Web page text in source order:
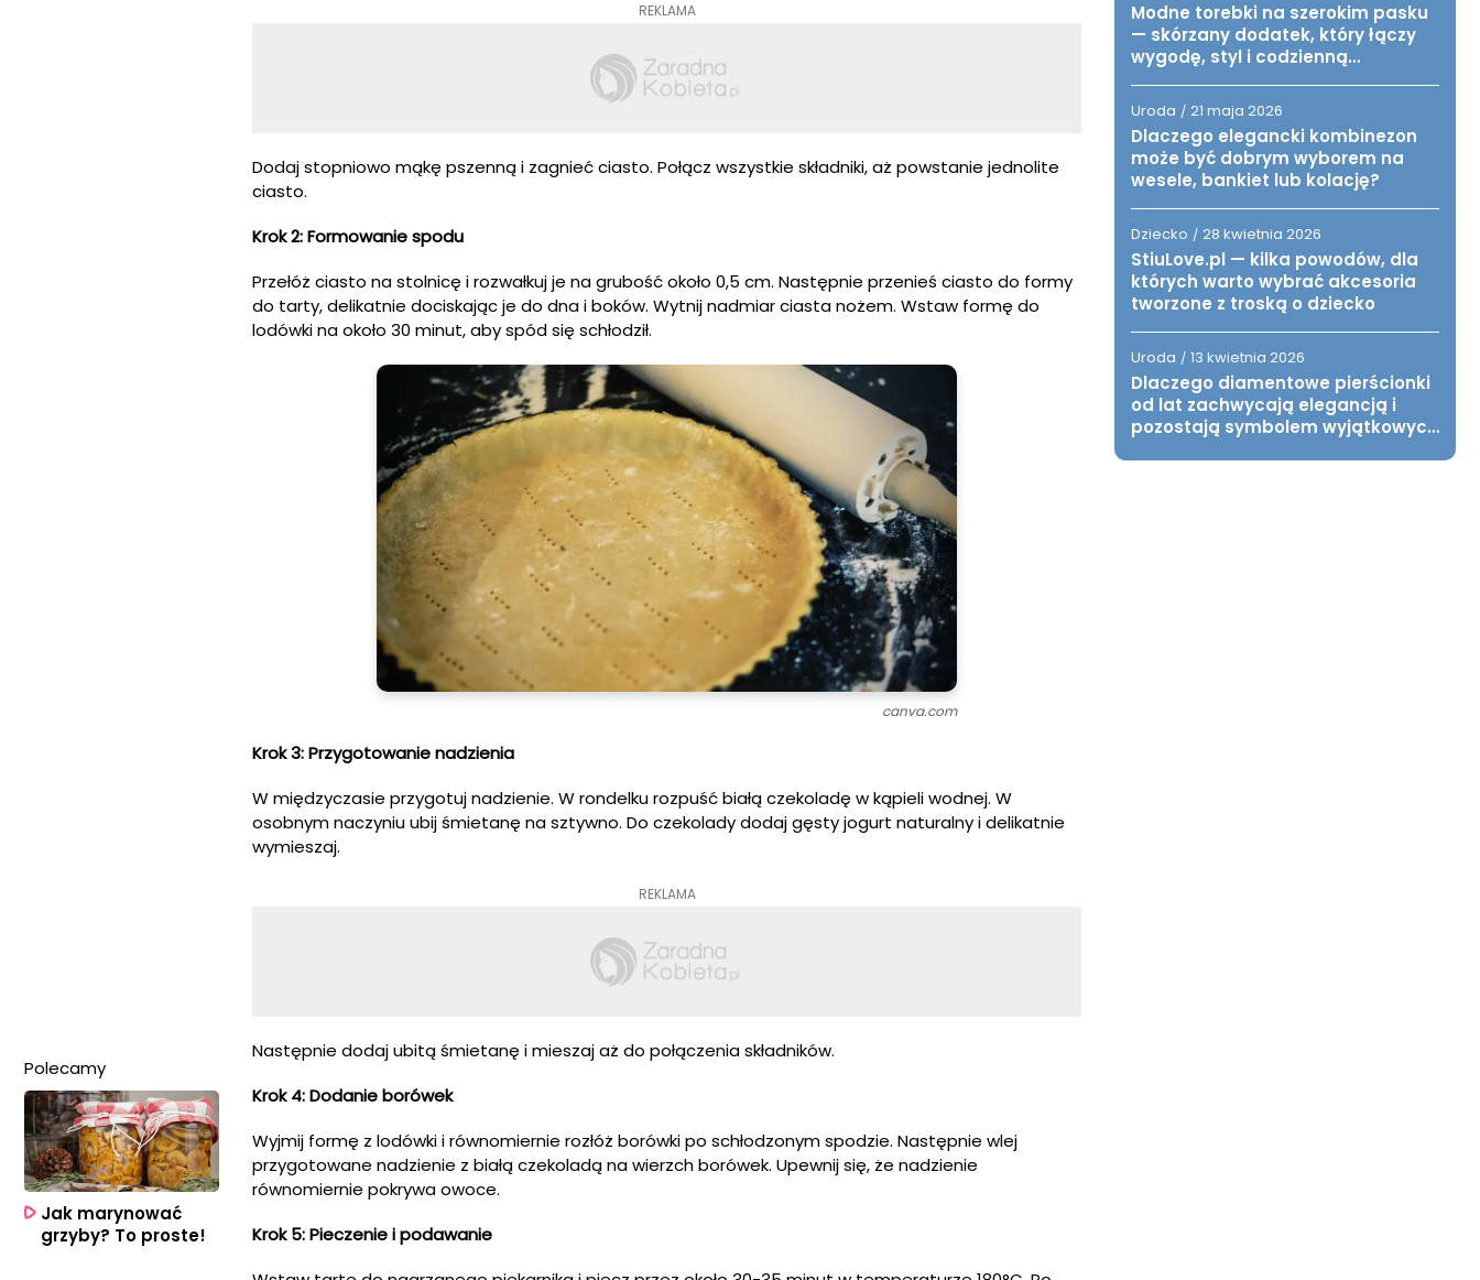
REKLAMA
Dodaj stopniowo mąkę pszenną i zagnieć ciasto. Połącz wszystkie składniki, aż powstanie jednolite
ciasto.
Krok 2: Formowanie spodu
Przełóż ciasto na stolnicę i rozwałkuj je na grubość około 0,5 cm. Następnie przenieś ciasto do formy
do tarty, delikatnie dociskając je do dna i boków. Wytnij nadmiar ciasta nożem. Wstaw formę do
lodówki na około 30 minut, aby spód się schłodził.
canva.com
Krok 3: Przygotowanie nadzienia
W międzyczasie przygotuj nadzienie. W rondelku rozpuść białą czekoladę w kąpieli wodnej. W
osobnym naczyniu ubij śmietanę na sztywno. Do czekolady dodaj gęsty jogurt naturalny i delikatnie
wymieszaj.
REKLAMA
Następnie dodaj ubitą śmietanę i mieszaj aż do połączenia składników.
Krok 4: Dodanie borówek
Wyjmij formę z lodówki i równomiernie rozłóż borówki po schłodzonym spodzie. Następnie wlej
przygotowane nadzienie z białą czekoladą na wierzch borówek. Upewnij się, że nadzienie
równomiernie pokrywa owoce.
Krok 5: Pieczenie i podawanie
Polecamy
Jak marynować
grzyby? To proste!
Modne torebki na szerokim pasku
— skórzany dodatek, który łączy
wygodę, styl i codzienną
Uroda / 21 maja 2026
Dlaczego elegancki kombinezon
może być dobrym wyborem na
wesele, bankiet lub kolację?
Dziecko / 28 kwietnia 2026
StiuLove.pl — kilka powodów, dla
których warto wybrać akcesoria
tworzone z troską o dziecko
Uroda / 13 kwietnia 2026
Dlaczego diamentowe pierścionki
od lat zachwycają elegancją i
pozostają symbolem wyjątkowych